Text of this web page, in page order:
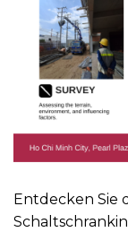
Entdecken Sie